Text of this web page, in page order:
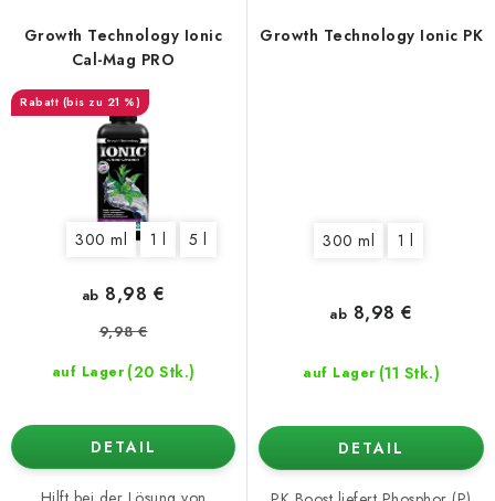
Growth Technology Ionic
Cal-Mag PRO
(bis zu 21 %)
300 ml 1 l 5 l
auf Lager (20 Stk.)
ab 8,98 €
9,98 €
DETAIL
Growth Technology Ionic PK
300 ml 1 l
auf Lager (11 Stk.)
ab 8,98 €
DETAIL